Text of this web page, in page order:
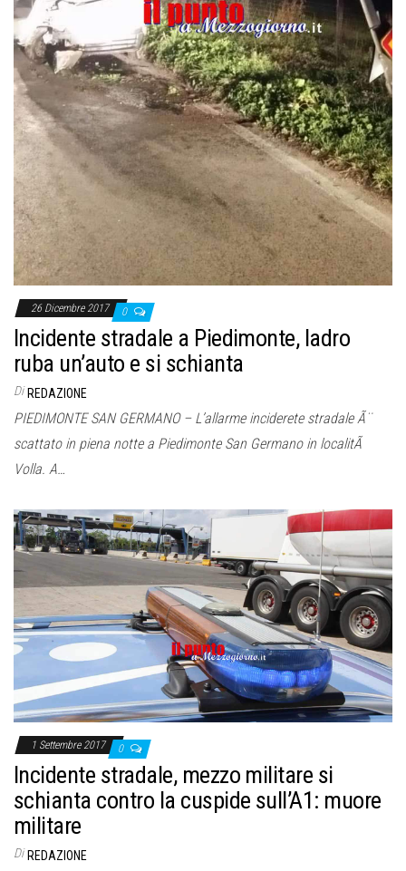
26 Dicembre 2017 0
Incidente stradale a Piedimonte, ladro
ruba un’auto e si schianta
Di REDAZIONE
PIEDIMONTE SAN GERMANO – L’allarme inciderete stradale Ã¨
scattato in piena notte a Piedimonte San Germano in localitÃ
Volla. A…
1 Settembre 2017 0
Incidente stradale, mezzo militare si
schianta contro la cuspide sull’A1: muore
militare
Di REDAZIONE